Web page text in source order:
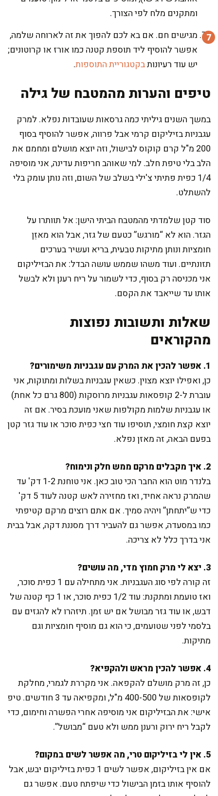
ומתקנים מלח לפי הצורך.
מגישים חם. אם בא לכם להפוך את זה לארוחה שלמה,
אפשר להוסיף ליד תוספת קטנה כמו אורז או קרוטונים;
יש עוד רעיונותבקטגוריית התוספות.
טיפים והערות מהמטבח של גילה
במשך השנים גיליתי כמה גרסאות שעובדות נפלא. למרק
עגבניות בזיליקום קרמי אבל פרווה, אפשר להוסיף בסוף
200 מ"ל קרם קוקוס לבישול, וזה יוצא מושלם ומחמם את
הלב בלי טיפת חלב. למי שאוהב חריפות עדינה, אני מוסיפה
1/4 כפית פתיתי צ'ילי בשלב של השום, וזה נותן עומק בלי
להשתלט.
סוד קטן שלמדתי מהמטבח הביתי הישן: אל תוותרו על
הגזר. הוא לא “מורגש” כטעם של גזר, אבל הוא מאזֵן
חומציות ונותן מתיקות טבעית, בריא ועשיר בערכים
תזונתיים. ועוד משהו שממש עושה הבדל: את הבזיליקום
אני מכניסה רק בסוף, כדי לשמור על ריח רענן ולא לבשל
אותו עד שייאבד את הקסם.
שאלות ותשובות נפוצות
מהקוראים
1. אפשר להכין את המרק עם עגבניות משימורים?
כן, ואפילו יוצא מצוין. כשאין עגבניות בשלות ומתוקות, אני
עוברת ל-2 קופסאות עגבניות מרוסקות (800 גרם כל אחת)
או עגבניות שלמות מקולפות שאני מועכת בסיר. אם זה
יוצא קצת חומצי, תוסיפו עוד חצי כפית סוכר או עוד גזר קטן
בפעם הבאה, זה מאזן נפלא.
2. איך מקבלים מרקם ממש חלק ונימוח?
בלנדר מוט הוא החבר הכי טוב כאן. אני טוחנת 1-2 דק' עד
שהמרק נראה אחיד, ואז מחזירה לאש קטנה לעוד 5 דק'
כדי ש”יתחתן” ויהיה סמיך. אם אתם רוצים מרקם קטיפתי
כמו במסעדה, אפשר גם להעביר דרך מסננת דקה, אבל בבית
אני בדרך כלל לא צריכה.
3. יצא לי מרק חמוץ מדי, מה עושים?
זה קורה לפי סוג העגבניות. אני מתחילה עם 1 כפית סוכר,
ואז טועמת ומתקנת: עוד 1/2 כפית סוכר, או 1 כף קטנה של
דבש, או עוד גזר מבושל אם יש זמן. תיזהרו לא להגזים עם
בלסמי לפני שטועמים, כי הוא גם מוסיף חומציות וגם
מתיקות.
4. אפשר להכין מראש ולהקפיא?
כן, זה מרק מושלם להקפאה. אני מקררת לגמרי, מחלקת
לקופסאות של 400-500 מ"ל, ומקפיאה עד 3 חודשים. טיפ
אישי: את הבזיליקום אני מוסיפה אחרי הפשרה וחימום, כדי
לקבל ריח ירוק ורענן ממש ולא טעם “מבושל”.
5. אין לי בזיליקום טרי, מה אפשר לשים במקום?
אם אין בזיליקום, אפשר לשים 1 כפית בזיליקום יבש, אבל
להוסיף אותו בזמן הבישול כדי שיפתח טעם. אפשר גם